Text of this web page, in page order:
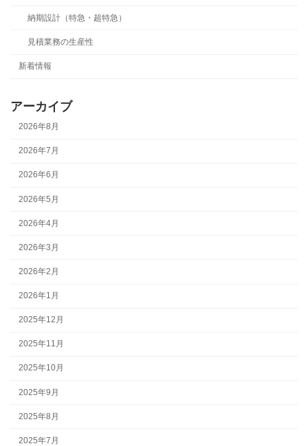
納期設計（特急・超特急）
見積業務の生産性
新着情報
アーカイブ
2026年8月
2026年7月
2026年6月
2026年5月
2026年4月
2026年3月
2026年2月
2026年1月
2025年12月
2025年11月
2025年10月
2025年9月
2025年8月
2025年7月